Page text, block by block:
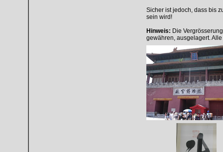
Sicher ist jedoch, dass bis
sein wird!
Hinweis: Die
gewähren, ausgelagert.